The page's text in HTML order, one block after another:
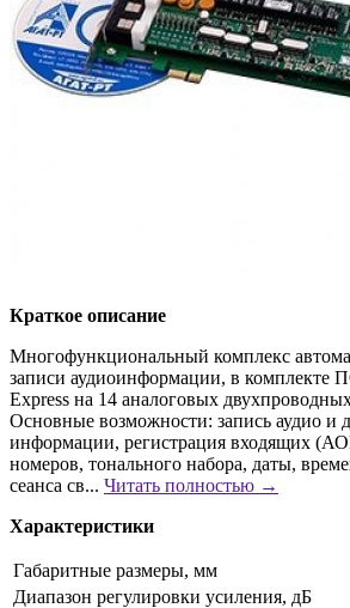
Краткое описание
Многофункциональный комплекс
записи аудиоинформации, в комплекте
Express на 14 аналоговых
Основные возможности: запись аудио и
информации, регистрация входящих
номеров, тонального набора, даты,
сеанса св... Читать полностью →
Характеристики
Габаритные размеры, мм
Диапазон регулировки усиления, дБ